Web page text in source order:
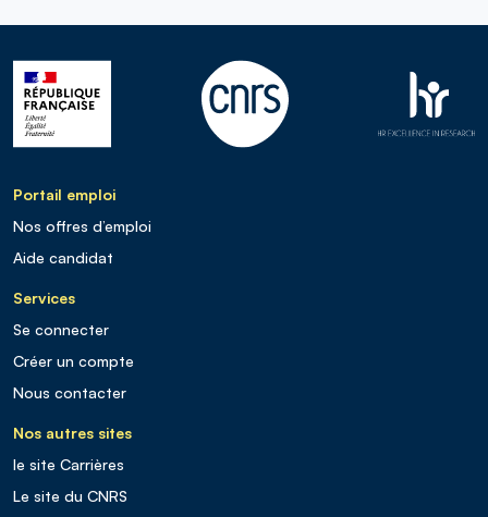
Portail emploi
Nos offres d’emploi
Aide candidat
Services
Se connecter
Créer un compte
Nous contacter
Nos autres sites
le site Carrières
Le site du CNRS